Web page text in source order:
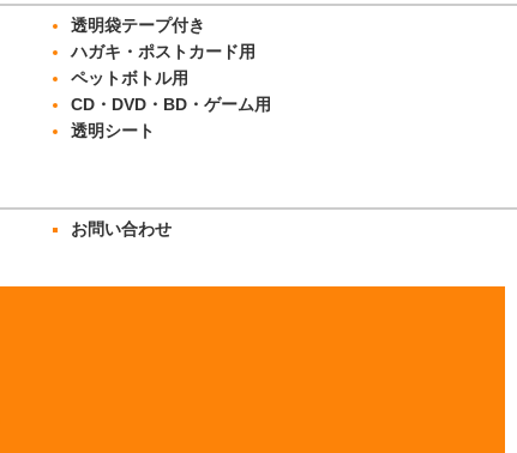
透明袋テープ付き
ハガキ・ポストカード用
ペットボトル用
CD・DVD・BD・ゲーム用
透明シート
お問い合わせ